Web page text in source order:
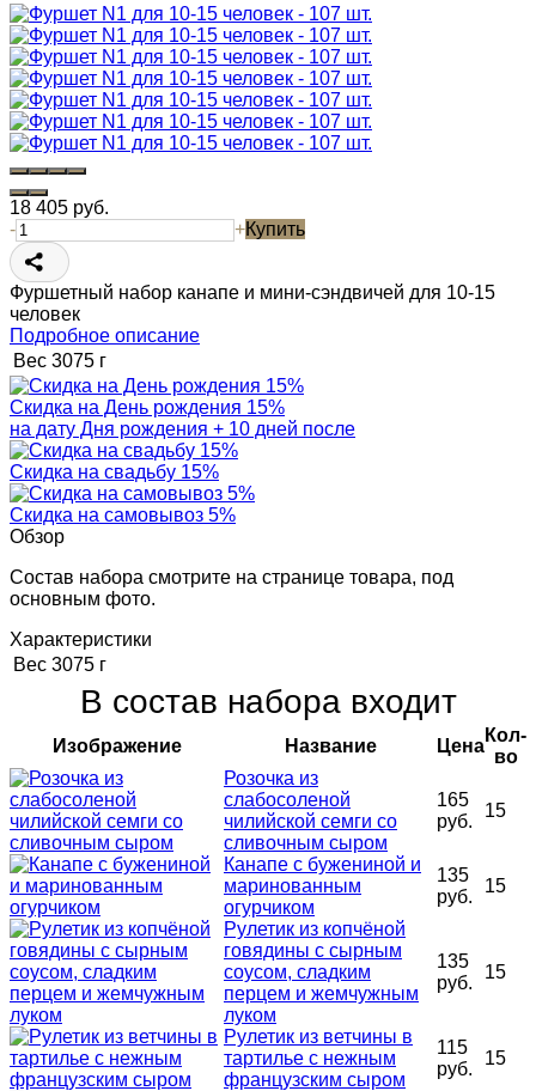
18 405 руб.
-
+Купить
Фуршетный набор канапе и мини-сэндвичей для 10-15
человек
Подробное описание
Вес 3075 г
Скидка на День рождения 15%
на дату Дня рождения + 10 дней после
Скидка на свадьбу 15%
Скидка на самовывоз 5%
Обзор
Состав набора смотрите на странице товара, под
основным фото.
Характеристики
Вес 3075 г
В состав набора входит
Изображение Название Цена
Кол-
во
Розочка из
слабосоленой
чилийской семги со
сливочным сыром
165
руб.
15
Канапе с бужениной и
маринованным
огурчиком
135
руб.
15
Рулетик из копчёной
говядины с сырным
соусом, сладким
перцем и жемчужным
луком
135
руб.
15
Рулетик из ветчины в
тартилье с нежным
французским сыром
115
руб.
15